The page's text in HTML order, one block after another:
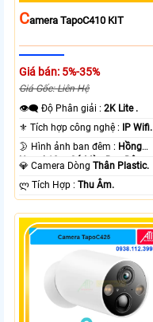
CAmera TapoC410 KIT
Giá bán: 5%-35%
Giá Gốc: Liên Hệ
👁️‍🗨 Độ Phân giải :2K Lite .
⚜️ Tích hợp công nghệ : IP Wifi.
🌛 Hình ảnh ban đêm : Hồng
Ngoại 10m Có Màu Ban Ðêm.
💎 Camera DòngThân Plastic.
️ლ Tích Hợp :Thu Âm.